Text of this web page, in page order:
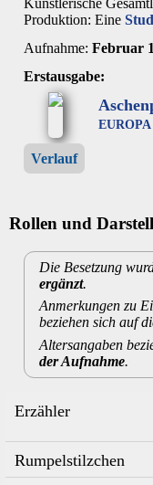
Künstlerische
Produktion: Eine
Aufnahme: Februar
Erstausgabe:
Verlauf
Rollen und
Die Besetzung
ergänzt.
Anmerkungen zu
beziehen sich auf
Altersangaben
der Aufnahme.
Erzähler
Rumpelstilzchen